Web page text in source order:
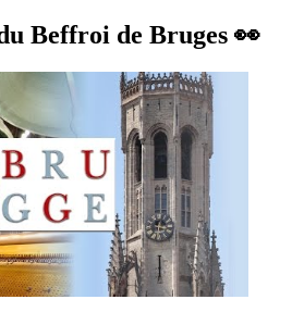
Beffroi de Bruges 👀